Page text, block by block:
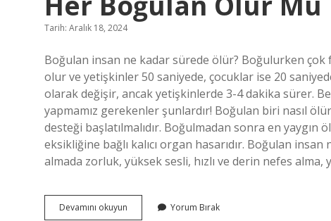
Tarih: Aralık 18, 2024
Boğulan insan ne kadar sürede ölür? Boğulurken çok
olur ve yetişkinler 50 saniyede, çocuklar ise 20
olarak değişir, ancak yetişkinlerde 3-4 dakika sürer.
yapmamız gerekenler şunlardır! Boğulan biri nasıl
desteği başlatılmalıdır. Boğulmadan sonra en
eksikliğine bağlı kalıcı organ hasarıdır. Boğulan
almada zorluk, yüksek sesli, hızlı ve derin nefes alma,
Devamını okuyun Yorum Bırak